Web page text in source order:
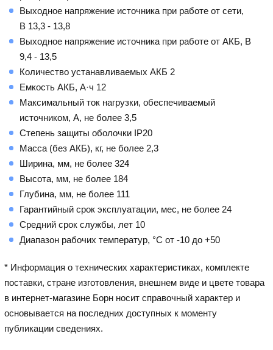
Выходное напряжение источника при работе от сети,
В 13,3 - 13,8
Выходное напряжение источника при работе от АКБ, В
9,4 - 13,5
Количество устанавливаемых АКБ 2
Емкость АКБ, А·ч 12
Максимальный ток нагрузки, обеспечиваемый
источником, А, не более 3,5
Степень защиты оболочки IP20
Масса (без АКБ), кг, не более 2,3
Ширина, мм, не более 324
Высота, мм, не более 184
Глубина, мм, не более 111
Гарантийный срок эксплуатации, мес, не более 24
Средний срок службы, лет 10
Диапазон рабочих температур, °С от -10 до +50
* Информация о технических характеристиках, комплекте
поставки, стране изготовления, внешнем виде и цвете товара
в интернет-магазине Борн носит справочный характер и
основывается на последних доступных к моменту
публикации сведениях.